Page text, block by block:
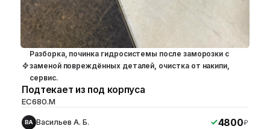
Разборка, починка гидросистемы после заморозки с
заменой повреждённых деталей, очистка от накипи,
сервис.
Подтекает из под корпуса
EC680.M
ВА Васильев А. Б. 4800₽